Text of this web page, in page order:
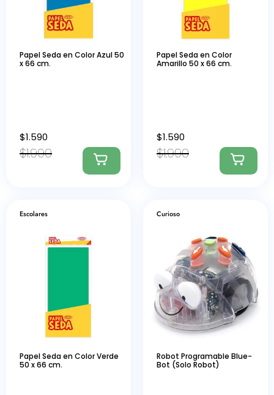
Papel Seda en Color Azul 50
x 66 cm.
$1.990
$1.590
Papel Seda en Color
Amarillo 50 x 66 cm.
$1.990
$1.590
Escolares
Papel Seda en Color Verde
50 x 66 cm.
Curioso
Robot Programable Blue-
Bot (Solo Robot)